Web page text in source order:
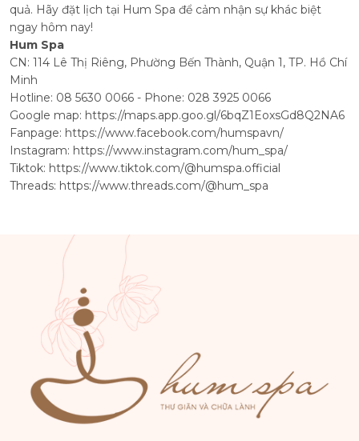
quả. Hãy đặt lịch tại Hum Spa để cảm nhận sự khác biệt
ngay hôm nay!
Hum Spa
CN: 114 Lê Thị Riêng, Phường Bến Thành, Quận 1, TP. Hồ Chí
Minh
Hotline: 08 5630 0066 - Phone: 028 3925 0066
Google map: https://maps.app.goo.gl/6bqZ1EoxsGd8Q2NA6
Fanpage: https://www.facebook.com/humspavn/
Instagram: https://www.instagram.com/hum_spa/
Tiktok: https://www.tiktok.com/@humspa.official
Threads: https://www.threads.com/@hum_spa